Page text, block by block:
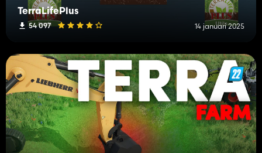
TerraLifePlus
54 097 14 januari 2025